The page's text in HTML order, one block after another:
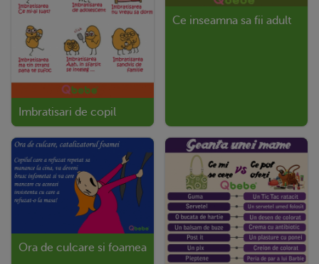
Imbratisari de copil
Ce inseamna sa fii adult
Ora de culcare si foamea